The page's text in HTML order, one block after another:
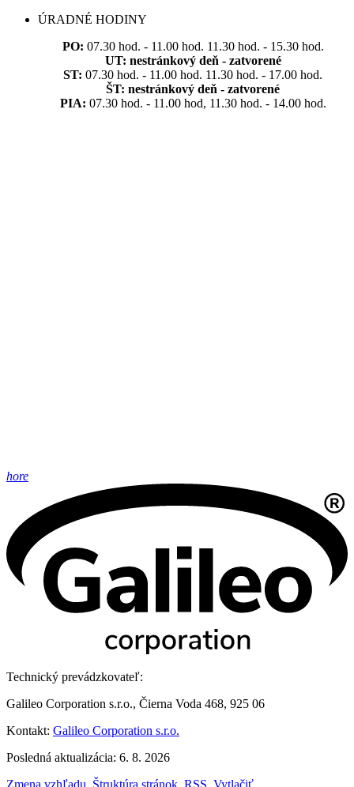
ÚRADNÉ HODINY
PO: 07.30 hod. - 11.00 hod. 11.30 hod. - 15.30 hod.
UT: nestránkový deň - zatvorené
ST: 07.30 hod. - 11.00 hod. 11.30 hod. - 17.00 hod.
ŠT: nestránkový deň - zatvorené
PIA: 07.30 hod. - 11.00 hod, 11.30 hod. - 14.00 hod.
hore
Technický prevádzkovateľ:
Galileo Corporation s.r.o., Čierna Voda 468, 925 06
Kontakt: Galileo Corporation s.r.o.
Posledná aktualizácia: 6. 8. 2026
Zmena vzhľadu Štruktúra stránok RSS Vytlačiť